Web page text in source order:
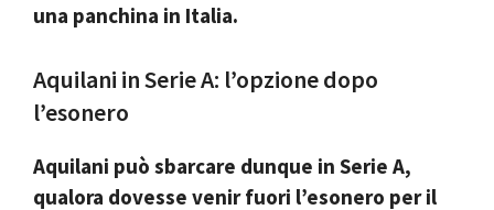
una panchina in Italia.
Aquilani in Serie A: l’opzione dopo
l’esonero
Aquilani può sbarcare dunque in Serie A,
qualora dovesse venir fuori l’esonero per il